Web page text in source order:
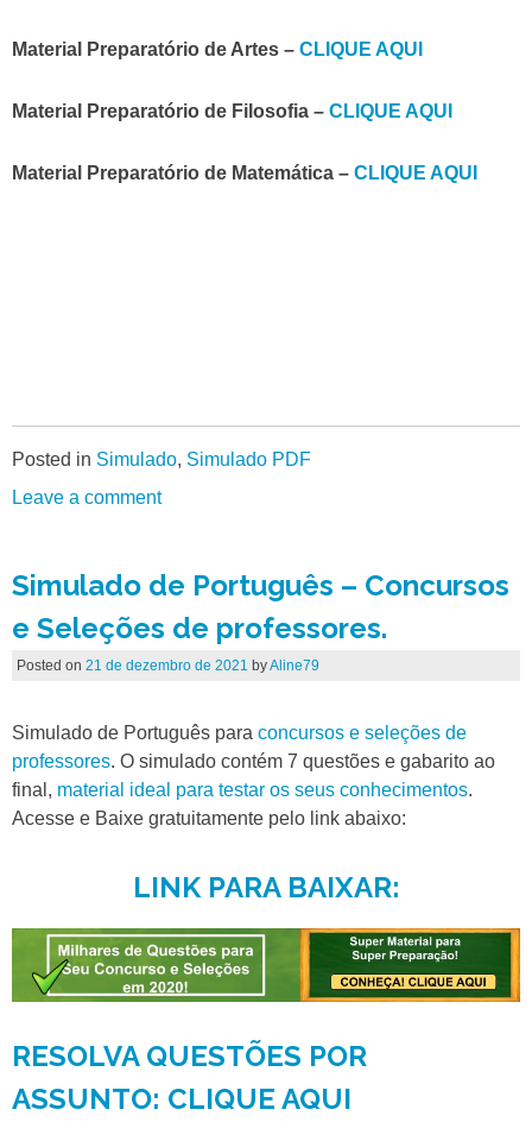
Material Preparatório de Artes – CLIQUE AQUI
Material Preparatório de Filosofia – CLIQUE AQUI
Material Preparatório de Matemática – CLIQUE AQUI
Posted in Simulado, Simulado PDF
Leave a comment
Simulado de Português – Concursos
e Seleções de professores.
Posted on 21 de dezembro de 2021 byAline79
Simulado de Português para concursos e seleções de
professores. O simulado contém 7 questões e gabarito ao
final, material ideal para testar os seus conhecimentos.
Acesse e Baixe gratuitamente pelo link abaixo:
LINK PARA BAIXAR:
RESOLVA QUESTÕES POR
ASSUNTO: CLIQUE AQUI